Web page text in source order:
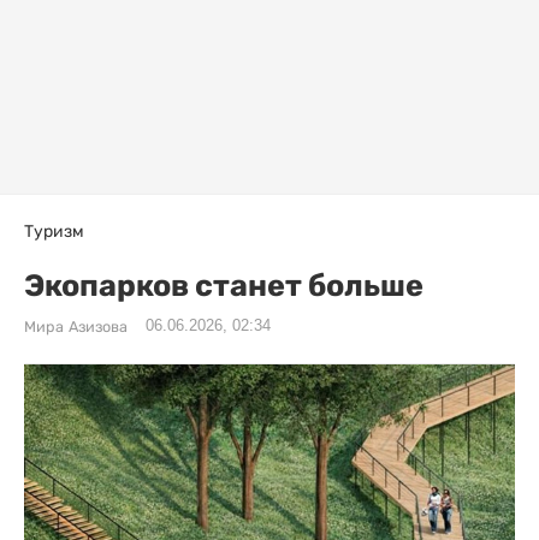
Туризм
Экопарков станет больше
Мира Азизова 06.06.2026, 02:34